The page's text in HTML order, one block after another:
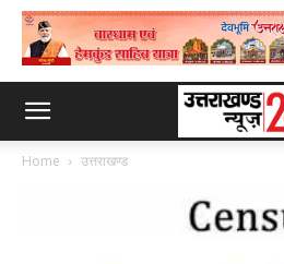
Home उत्तराखण्ड